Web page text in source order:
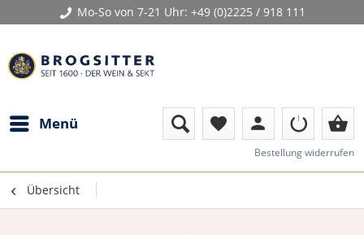
Mo-So von 7-21 Uhr: +49 (0)2225 / 918 111
Menü favorite person shopping_basket
Bestellung widerrufen
Übersicht